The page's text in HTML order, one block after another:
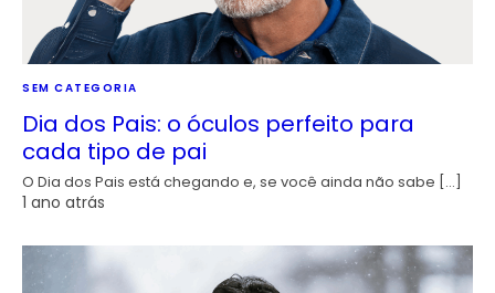
SEM CATEGORIA
Dia dos Pais: o óculos perfeito para
cada tipo de pai
O Dia dos Pais está chegando e, se você ainda não sabe […]
1 ano atrás